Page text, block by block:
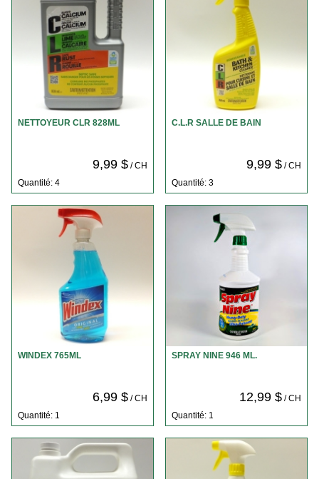
NETTOYEUR CLR 828ML
9,99 $/ CH
Quantité: 4
C.L.R SALLE DE BAIN
9,99 $/ CH
Quantité: 3
WINDEX 765ML
6,99 $/ CH
Quantité: 1
SPRAY NINE 946 ML.
12,99 $/ CH
Quantité: 1